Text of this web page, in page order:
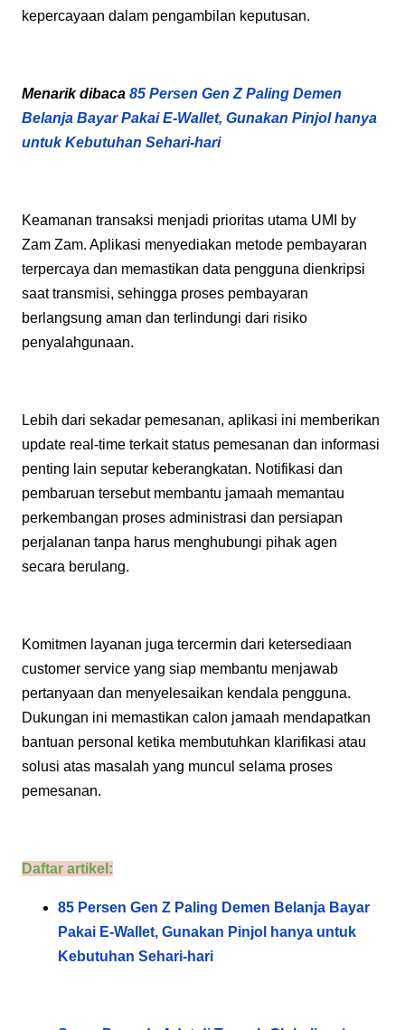
kepercayaan dalam pengambilan keputusan.
Menarik dibaca 85 Persen Gen Z Paling Demen
Belanja Bayar Pakai E-Wallet, Gunakan Pinjol hanya
untuk Kebutuhan Sehari-hari
Keamanan transaksi menjadi prioritas utama UMI by
Zam Zam. Aplikasi menyediakan metode pembayaran
terpercaya dan memastikan data pengguna dienkripsi
saat transmisi, sehingga proses pembayaran
berlangsung aman dan terlindungi dari risiko
penyalahgunaan.
Lebih dari sekadar pemesanan, aplikasi ini memberikan
update real-time terkait status pemesanan dan informasi
penting lain seputar keberangkatan. Notifikasi dan
pembaruan tersebut membantu jamaah memantau
perkembangan proses administrasi dan persiapan
perjalanan tanpa harus menghubungi pihak agen
secara berulang.
Komitmen layanan juga tercermin dari ketersediaan
customer service yang siap membantu menjawab
pertanyaan dan menyelesaikan kendala pengguna.
Dukungan ini memastikan calon jamaah mendapatkan
bantuan personal ketika membutuhkan klarifikasi atau
solusi atas masalah yang muncul selama proses
pemesanan.
Daftar artikel:
85 Persen Gen Z Paling Demen Belanja Bayar
Pakai E-Wallet, Gunakan Pinjol hanya untuk
Kebutuhan Sehari-hari